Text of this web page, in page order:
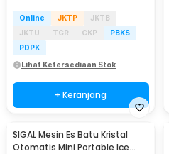
Online JKTP
JKTB
JKTU
TGR CKP
PBKS
PDPK
Lihat Ketersediaan Stok
+ Keranjang
SIGAL Mesin Es Batu Kristal
Otomatis Mini Portable Ice